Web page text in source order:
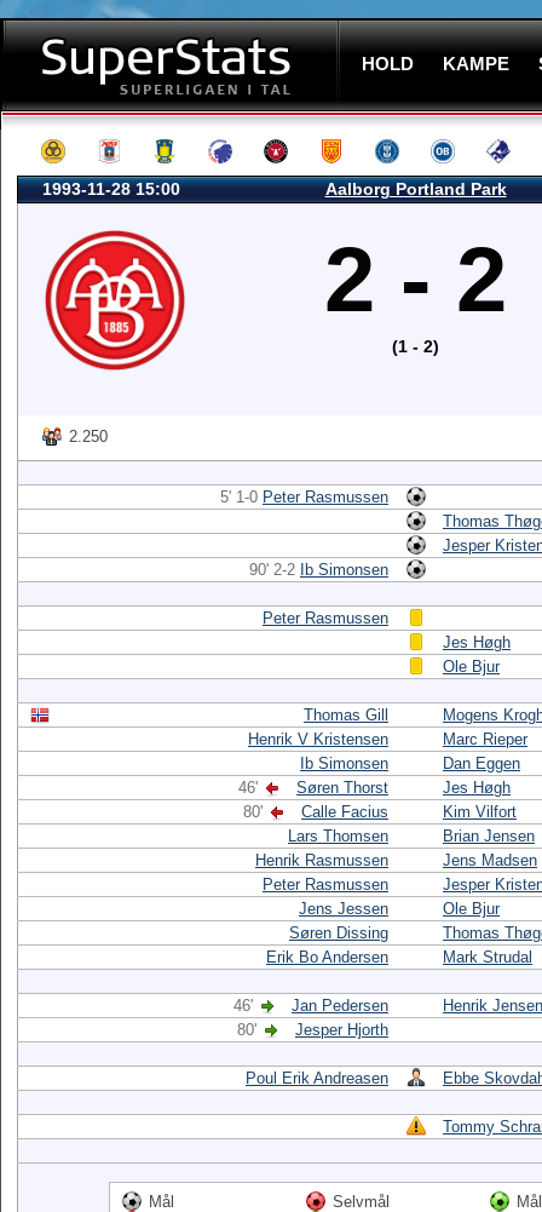
HOLD KAMPE
1993-11-28 15:00 Aalborg Portland Park
2 - 2
(1 - 2)
2.250
5' 1-0 Peter Rasmussen
Thomas
Jesper
90' 2-2
Ib Simonsen
Peter Rasmussen
Jes Høgh
Ole Bjur
Thomas Gill
Mogens
Henrik V Kristensen
Marc Rieper
Ib Simonsen
Dan Eggen
46'
Søren Thorst
Jes Høgh
80'
Calle Facius
Kim Vilfort
Lars Thomsen
Brian Jensen
Henrik Rasmussen
Jens Madsen
Peter Rasmussen
Jesper
Jens Jessen
Ole Bjur
Søren Dissing
Thomas
Erik Bo Andersen
Mark Strudal
46' Jan Pedersen
Henrik Jensen
80'
Jesper Hjorth
Poul Erik Andreasen Ebbe
Tommy
Mål Selvmål